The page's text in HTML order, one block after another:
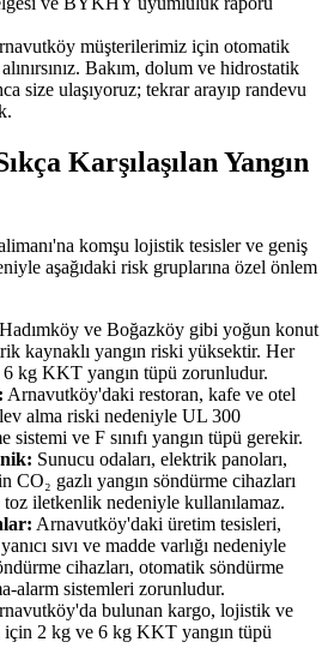
müşterilerimiz için otomatik
Bakım, dolum ve hidrostatik
size ulaşıyoruz; tekrar arayıp randevu
Karşılaşılan Yangın
komşu lojistik tesisler ve geniş
aşağıdaki risk gruplarına özel önlem
Hadımköy ve Boğazköy gibi yoğun konut
kaynaklı yangın riski yüksektir. Her
6 kg KKT yangın tüpü zorunludur.
Arnavutköy'daki restoran, kafe ve otel
alma riski nedeniyle UL 300
sistemi ve F sınıfı yangın tüpü gerekir.
Sunucu odaları, elektrik panoları,
CO₂ gazlı yangın söndürme cihazları
iletkenlik nedeniyle kullanılamaz.
Arnavutköy'daki üretim tesisleri,
sıvı ve madde varlığı nedeniyle
cihazları, otomatik söndürme
alarm sistemleri zorunludur.
bulunan kargo, lojistik ve
için 2 kg ve 6 kg KKT yangın tüpü